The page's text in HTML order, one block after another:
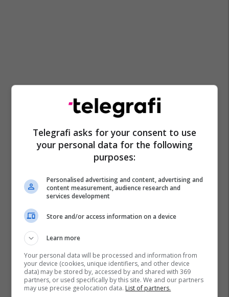
Telegrafi asks for your consent to use
your personal data for the following
purposes:
Personalised advertising and content, advertising and
content measurement, audience research and
services development
Store and/or access information on a device
Learn more
Your personal data will be processed and information from
your device (cookies, unique identifiers, and other device
data) may be stored by, accessed by and shared with 369
partners, or used specifically by this site. We and our partners
may use precise geolocation data. List of partners.